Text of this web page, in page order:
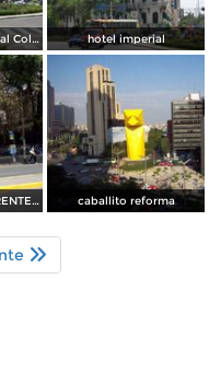
Monumento Cristobal Colon hotel imperial
SECUNDARIO 96, FRENTE AL EX COLEGIO MILITAR caballito reforma